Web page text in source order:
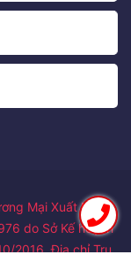
Mại Xuất Nhập
do Sở Kế hoạch
2016. Địa chỉ Trụ